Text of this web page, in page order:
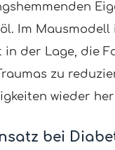
Im Mausmodell
in der Lage, die
zu
wieder
bei